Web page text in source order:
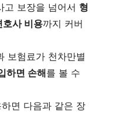
고 보장을 넘어서 형
호사 비용까지 커버
보험료가 천차만별
하면 손해를 볼 수
면 다음과 같은 장